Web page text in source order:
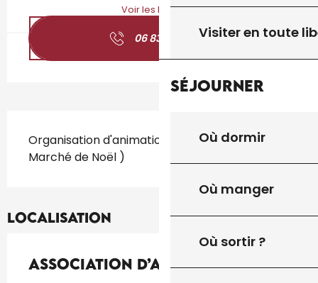
Visiter en toute
Séjourner
Où dormir
Où manger
Où sortir ?
Voir les horaires
06 83 08 67 ▒▒
Organisation d'animations ( Salon de la Feuille,
Marché de Noël )
Localisation
Association d’Animations